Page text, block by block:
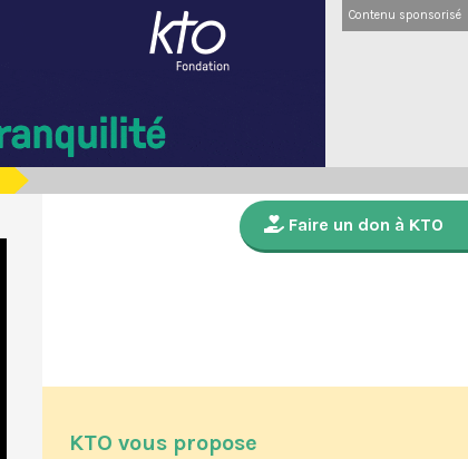
Contenu sponsorisé
Faire un don à KTO
KTO vous propose